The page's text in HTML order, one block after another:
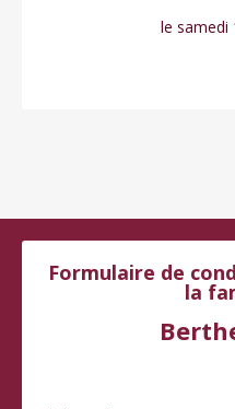
le samedi
Formulaire de
la